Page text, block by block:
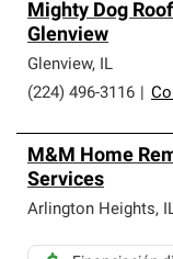
Mighty Dog
Glenview
Glenview, IL
(224) 496-3116
M&M Home
Services
Arlington Heights,